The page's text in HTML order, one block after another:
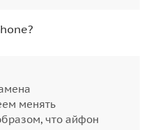
менять
что айфон